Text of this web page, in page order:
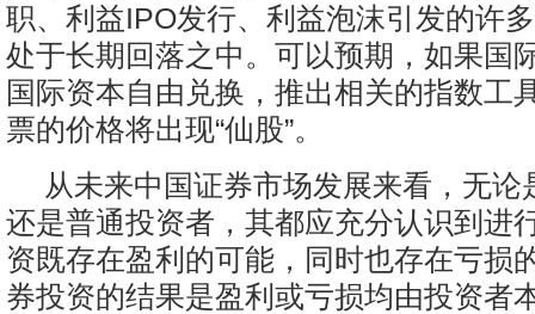
职、利益IPO发行、利益泡沫引发的许
处于长期回落之中。可以预期，如果国
国际资本自由兑换，推出相关的指数工
票的价格将出现“仙股”。
从未来中国证券市场发展来看，无论
还是普通投资者，其都应充分认识到进
资既存在盈利的可能，同时也存在亏损
券投资的结果是盈利或亏损均由投资者